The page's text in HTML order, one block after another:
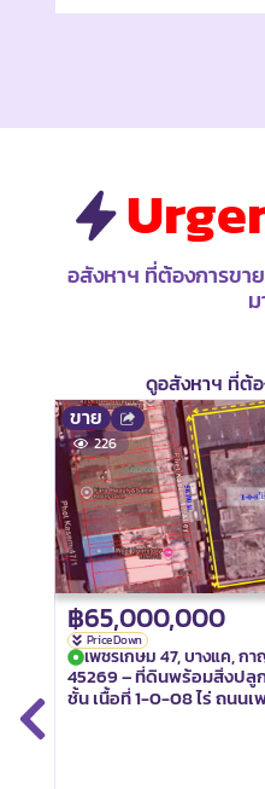
อสังหาฯ ที่ต้องการขา
ดูอสังหาฯ ที่ต้
ขาย
226
฿65,000,000
Price Down
เพชรเกษม 47, บางแค, ก
45269 – ที่ดินพร้อมสิ่งปลูก
ชั้น เนื้อที่ 1-0-08 ไร่ ถนนเ